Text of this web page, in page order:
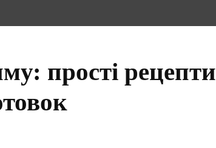
прості рецепти